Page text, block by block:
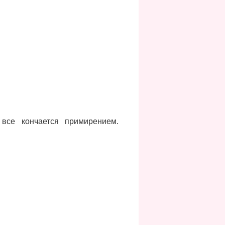
кончается примирением.